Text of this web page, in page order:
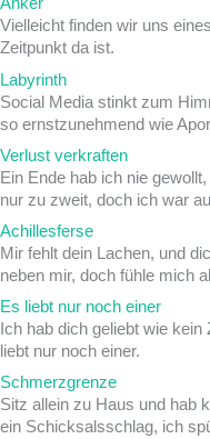
Anker
Vielleicht finden wir uns
Zeitpunkt da ist.
Labyrinth
Social Media stinkt zum
so ernstzunehmend wie
Verlust verkraften
Ein Ende hab ich nie
nur zu zweit, doch ich war
Achillesferse
Mir fehlt dein Lachen, und
neben mir, doch fühle mich
Es liebt nur noch einer
Ich hab dich geliebt wie
liebt nur noch einer.
Schmerzgrenze
Sitz allein zu Haus und hab
ein Schicksalsschlag, ich